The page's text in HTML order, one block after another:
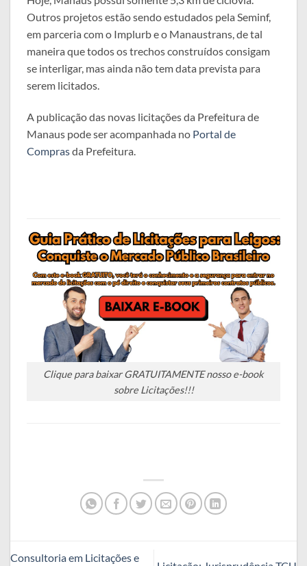
Outros projetos estão sendo estudados pela Seminf,
em parceria com o Implurb e o Manaustrans, de tal
maneira que todos os trechos construídos consigam
se interligar, mas ainda não tem data prevista para
serem licitados.
A publicação das novas licitações da Prefeitura de
Manaus pode ser acompanhada no Portal de
Comprasda Prefeitura.
Clique para baixar GRATUITAMENTE nosso e-book
sobre Licitações!!!
Consultoria em Licitações e